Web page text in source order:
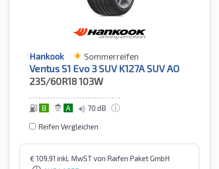
Hankook Sommerreifen
Ventus S1 Evo 3 SUV K127A SUV AO
235/60R18103W
B A 70 dB
Reifen Vergleichen
€ 109,91 inkl. MwSTvon Raifen Paket GmbH